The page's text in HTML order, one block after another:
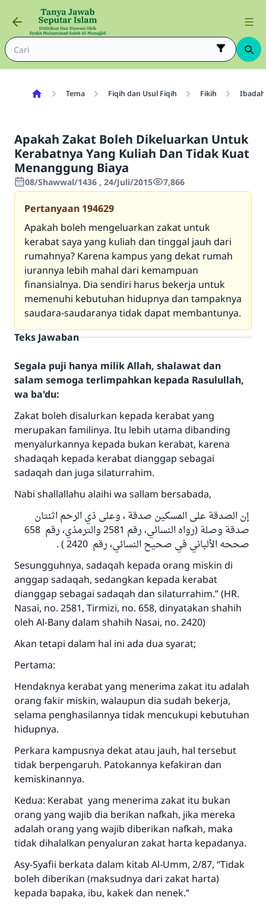
Tema Fiqih dan Usul Fiqih Fikih
Apakah Zakat Boleh Dikeluarkan Untuk
Kerabatnya Yang Kuliah Dan Tidak Kuat
Menanggung Biaya
08/Shawwal/1436 , 24/Juli/2015 7,866
Pertanyaan 194629
Apakah boleh mengeluarkan zakat untuk
kerabat saya yang kuliah dan tinggal jauh dari
rumahnya? Karena kampus yang dekat rumah
iurannya lebih mahal dari kemampuan
finansialnya. Dia sendiri harus bekerja untuk
memenuhi kebutuhan hidupnya dan tampaknya
saudara-saudaranya tidak dapat membantunya.
Teks Jawaban
Segala puji hanya milik Allah, shalawat dan
salam semoga terlimpahkan kepada Rasulullah,
wa ba'du:
Zakat boleh disalurkan kepada kerabat yang
merupakan familinya. Itu lebih utama dibanding
menyalurkannya kepada bukan kerabat, karena
shadaqah kepada kerabat dianggap sebagai
sadaqah dan juga silaturrahim.
Nabi shallallahu alaihi wa sallam bersabada,
إن الصدقة على المسكين صدقة ، وعلى ذي الرحم اثنتان
صدقة وصلة (رواه النسائي، رقم 2581 والترمذي، رقم 658
صححه الألباني في صحيح النسائي، رقم 2420 ) .
Sesungguhnya, sadaqah kepada orang miskin di
anggap sadaqah, sedangkan kepada kerabat
dianggap sebagai sadaqah dan silaturrahim.” (HR.
Nasai, no. 2581, Tirmizi, no. 658, dinyatakan shahih
oleh Al-Bany dalam shahih Nasai, no. 2420)
Akan tetapi dalam hal ini ada dua syarat;
Pertama:
Hendaknya kerabat yang menerima zakat itu adalah
orang fakir miskin, walaupun dia sudah bekerja,
selama penghasilannya tidak mencukupi kebutuhan
hidupnya.
Perkara kampusnya dekat atau jauh, hal tersebut
tidak berpengaruh. Patokannya kefakiran dan
kemiskinannya.
Kedua: Kerabat yang menerima zakat itu bukan
orang yang wajib dia berikan nafkah, jika mereka
adalah orang yang wajib diberikan nafkah, maka
tidak dihalalkan penyaluran zakat harta kepadanya.
Asy-Syafii berkata dalam kitab Al-Umm, 2/87, “Tidak
boleh diberikan (maksudnya dari zakat harta)
kepada bapaka, ibu, kakek dan nenek.”
Jawaban no. 110845
menyelamatkan pernikahan.
Bantu kami dalam memberikan jawaban untuk umat
Rasulullah ﷺ bersabda
"Siapa yang menunjukkan suatu kebaikan,
meka dia akan mendapatkan pahala yang
sama dengan orang yang melakukannya"
MUSLIM, 1893